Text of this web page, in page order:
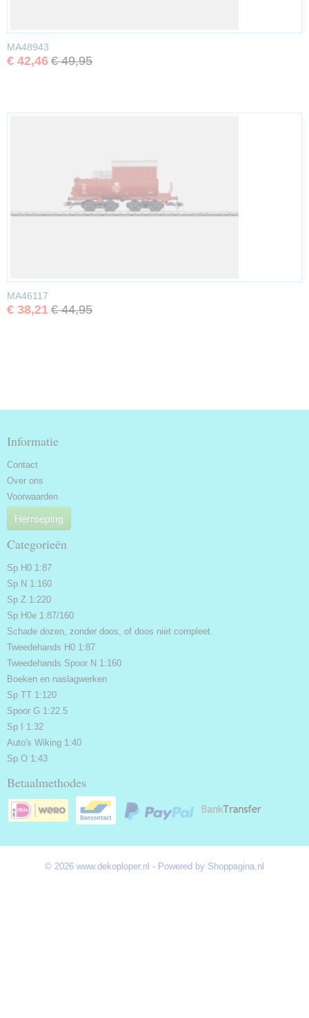
MA48943
€ 42,46 € 49,95
MA46117
€ 38,21 € 44,95
Informatie
Contact
Over ons
Voorwaarden
Herroeping
Categorieën
Sp H0 1:87
Sp N 1:160
Sp Z 1:220
Sp H0e 1:87/160
Schade dozen, zonder doos, of doos niet compleet.
Tweedehands H0 1:87
Tweedehands Spoor N 1:160
Boeken en naslagwerken
Sp TT 1:120
Spoor G 1:22.5
Sp I 1:32
Auto's Wiking 1:40
Sp.O 1:43
Betaalmethodes
© 2026 www.dekoploper.nl - Powered by Shoppagina.nl